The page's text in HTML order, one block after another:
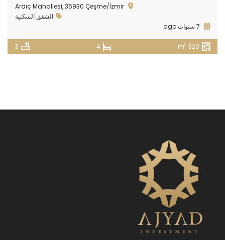
Ardıç Mahallesi, 35930 Çeşme/İzmir
الشقق السكنية
320 m
2
4
3